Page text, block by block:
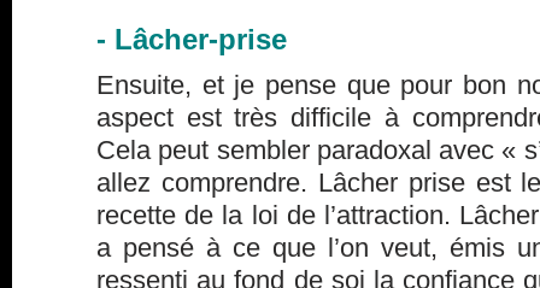
- Lâcher-prise
Ensuite, et je pense que pour bon
aspect est très difficile à
Cela peut sembler paradoxal avec «
allez comprendre. Lâcher prise est
recette de la loi de l’attraction.
a pensé à ce que l’on veut, émis
ressenti au fond de soi la confiance